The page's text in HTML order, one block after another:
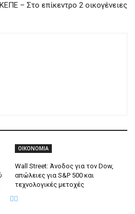
– Στο επίκεντρο 2 οικογένειες
ΟΙΚΟΝΟΜΙΑ
Wall Street: Άνοδος για τον Dow,
απώλειες για S&P 500 και
τεχνολογικές μετοχές